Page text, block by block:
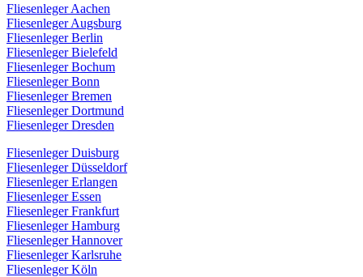
Fliesenleger Aachen
Fliesenleger Augsburg
Fliesenleger Berlin
Fliesenleger Bielefeld
Fliesenleger Bochum
Fliesenleger Bonn
Fliesenleger Bremen
Fliesenleger Dortmund
Fliesenleger Dresden
Fliesenleger Duisburg
Fliesenleger Düsseldorf
Fliesenleger Erlangen
Fliesenleger Essen
Fliesenleger Frankfurt
Fliesenleger Hamburg
Fliesenleger Hannover
Fliesenleger Karlsruhe
Fliesenleger Köln